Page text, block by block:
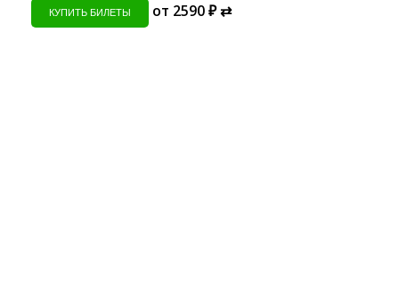
КУПИТЬ БИЛЕТЫ от 2590 ₽ ⇄